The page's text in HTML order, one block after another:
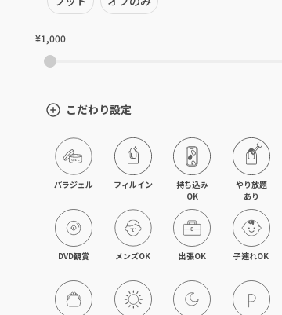
九産大・福津・糟屋郡
久留米・筑後
柳川・大川・大牟田
小倉・八幡・折尾
新宮・古賀
飯塚・田川
¥1,000
こだわり設定
パラジェル フィルイン
持ち込み
OK
やり放題
あり
DVD観賞 メンズOK 出張OK 子連れOK